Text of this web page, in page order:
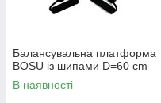
Балансувальна платформа
BOSU із шипами D=60 cm
В наявності